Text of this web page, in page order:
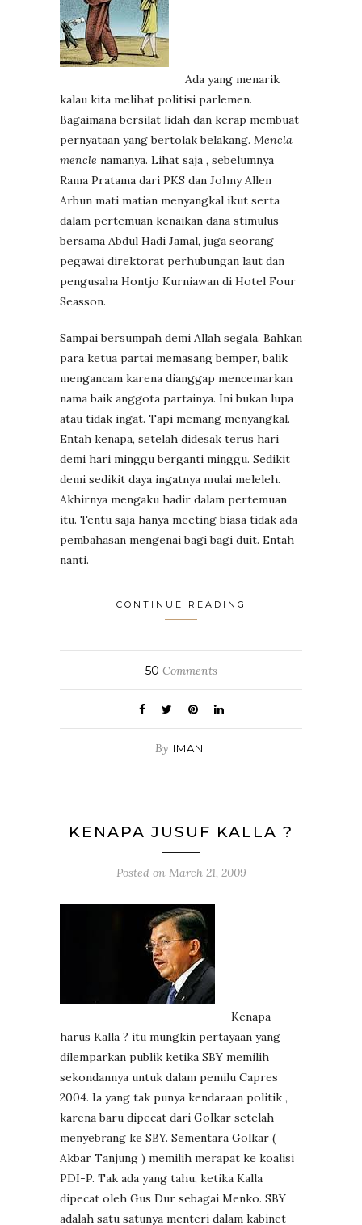
Ada yang menarik
kalau kita melihat politisi parlemen.
Bagaimana bersilat lidah dan kerap membuat
pernyataan yang bertolak belakang. Mencla
mencle namanya. Lihat saja , sebelumnya
Rama Pratama dari PKS dan Johny Allen
Arbun mati matian menyangkal ikut serta
dalam pertemuan kenaikan dana stimulus
bersama Abdul Hadi Jamal, juga seorang
pegawai direktorat perhubungan laut dan
pengusaha Hontjo Kurniawan di Hotel Four
Seasson.
Sampai bersumpah demi Allah segala. Bahkan
para ketua partai memasang bemper, balik
mengancam karena dianggap mencemarkan
nama baik anggota partainya. Ini bukan lupa
atau tidak ingat. Tapi memang menyangkal.
Entah kenapa, setelah didesak terus hari
demi hari minggu berganti minggu. Sedikit
demi sedikit daya ingatnya mulai meleleh.
Akhirnya mengaku hadir dalam pertemuan
itu. Tentu saja hanya meeting biasa tidak ada
pembahasan mengenai bagi bagi duit. Entah
nanti.
CONTINUE READING
50 Comments
By IMAN
KENAPA JUSUF KALLA ?
Posted on March 21, 2009
Kenapa
harus Kalla ? itu mungkin pertayaan yang
dilemparkan publik ketika SBY memilih
sekondannya untuk dalam pemilu Capres
2004. Ia yang tak punya kendaraan politik ,
karena baru dipecat dari Golkar setelah
menyebrang ke SBY. Sementara Golkar (
Akbar Tanjung ) memilih merapat ke koalisi
PDI-P. Tak ada yang tahu, ketika Kalla
dipecat oleh Gus Dur sebagai Menko. SBY
adalah satu satunya menteri dalam kabinet